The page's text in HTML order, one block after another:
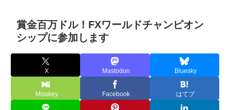
賞金百万ドル！FXワールドチャンピオン
シップに参加します
X Mastodon Bluesky
Misskey Facebook はてブ